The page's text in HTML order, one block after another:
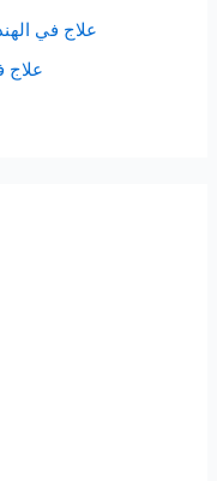
علاج في
علاج